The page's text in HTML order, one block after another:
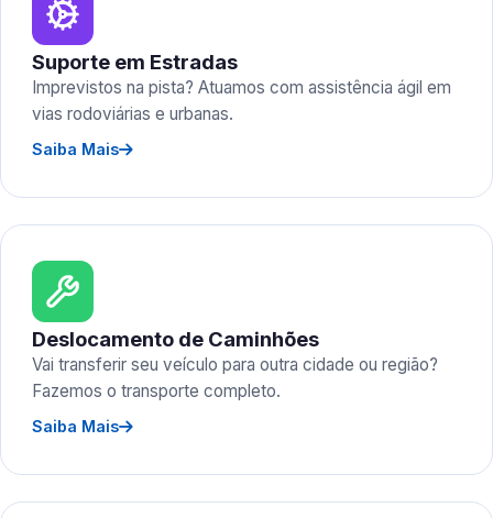
Suporte em Estradas
Imprevistos na pista? Atuamos com assistência ágil em
vias rodoviárias e urbanas.
Saiba Mais
Deslocamento de Caminhões
Vai transferir seu veículo para outra cidade ou região?
Fazemos o transporte completo.
Saiba Mais